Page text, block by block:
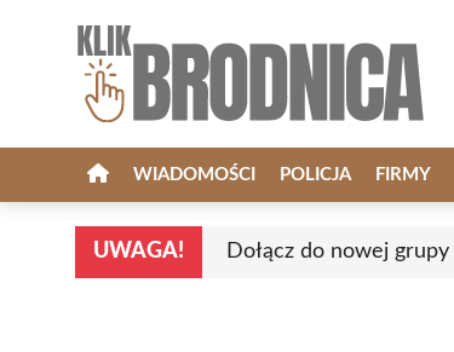
WIADOMOŚCI POLICJA FIRMY
UWAGA! Dołącz do nowej grupy